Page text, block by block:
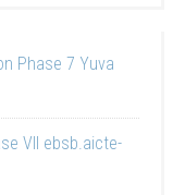
Phase 7 Yuva
VII ebsb.aicte-